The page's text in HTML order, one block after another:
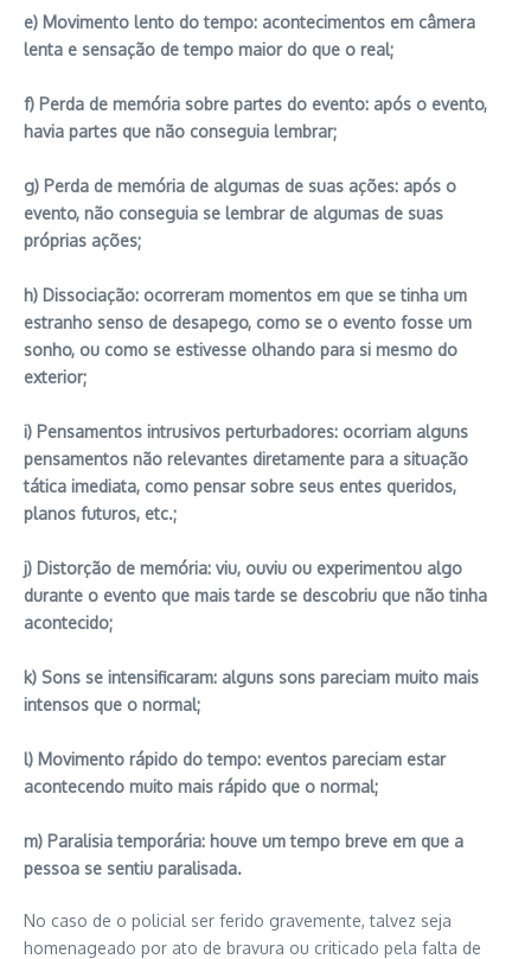
e) Movimento lento do tempo: acontecimentos em câmera
lenta e sensação de tempo maior do que o real;
f) Perda de memória sobre partes do evento: após o evento,
havia partes que não conseguia lembrar;
g) Perda de memória de algumas de suas ações: após o
evento, não conseguia se lembrar de algumas de suas
próprias ações;
h) Dissociação: ocorreram momentos em que se tinha um
estranho senso de desapego, como se o evento fosse um
sonho, ou como se estivesse olhando para si mesmo do
exterior;
i) Pensamentos intrusivos perturbadores: ocorriam alguns
pensamentos não relevantes diretamente para a situação
tática imediata, como pensar sobre seus entes queridos,
planos futuros, etc.;
j) Distorção de memória: viu, ouviu ou experimentou algo
durante o evento que mais tarde se descobriu que não tinha
acontecido;
k) Sons se intensificaram: alguns sons pareciam muito mais
intensos que o normal;
l) Movimento rápido do tempo: eventos pareciam estar
acontecendo muito mais rápido que o normal;
m) Paralisia temporária: houve um tempo breve em que a
pessoa se sentiu paralisada.
No caso de o policial ser ferido gravemente, talvez seja
homenageado por ato de bravura ou criticado pela falta de